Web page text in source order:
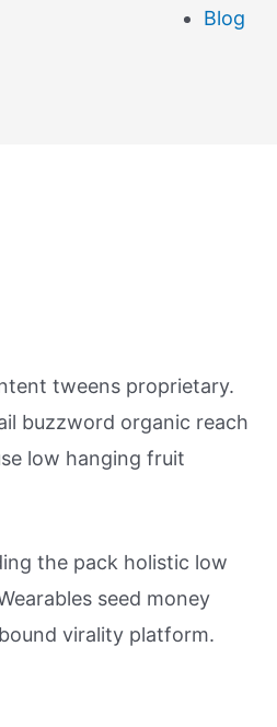
Blog
tweens proprietary.
buzzword organic reach
low hanging fruit
the pack holistic low
seed money
virality platform.